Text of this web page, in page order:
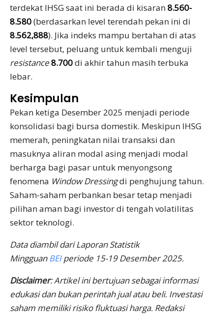
terdekat IHSG saat ini berada di kisaran8.560-
8.580(berdasarkan level terendah pekan ini di
8.562,888). Jika indeks mampu bertahan di atas
level tersebut, peluang untuk kembali menguji
resistance8.700di akhir tahun masih terbuka
lebar.
Kesimpulan
Pekan ketiga Desember 2025 menjadi periode
konsolidasi bagi bursa domestik. Meskipun IHSG
memerah, peningkatan nilai transaksi dan
masuknya aliran modal asing menjadi modal
berharga bagi pasar untuk menyongsong
fenomena Window Dressingdi penghujung tahun.
Saham-saham perbankan besar tetap menjadi
pilihan aman bagi investor di tengah volatilitas
sektor teknologi.
Data diambil dari Laporan Statistik
Mingguan BEIperiode 15-19 Desember 2025.
Disclaimer:Artikel ini bertujuan sebagai informasi
edukasi dan bukan perintah jual atau beli. Investasi
saham memiliki risiko fluktuasi harga. Redaksi